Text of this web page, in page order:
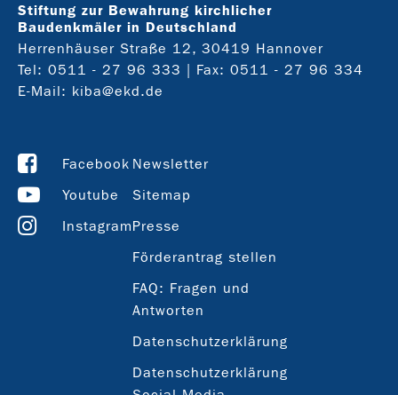
Stiftung zur Bewahrung kirchlicher
Baudenkmäler in Deutschland
Herrenhäuser Straße 12, 30419 Hannover
Tel: 0511 - 27 96 333
| Fax: 0511 - 27 96 334
E-Mail: kiba@ekd.de
Facebook
Youtube
Instagram
Newsletter
Sitemap
Presse
Förderantrag stellen
FAQ: Fragen und
Antworten
Datenschutzerklärung
Datenschutzerklärung